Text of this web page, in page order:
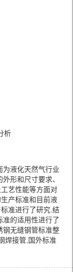
析
为液化天然气行业
形和尺寸要求、
艺性能等方面对
产标准和目前液
准进行了研究.结
准的适用性进行了
钢无缝钢管标准整
焊接管,国外标准